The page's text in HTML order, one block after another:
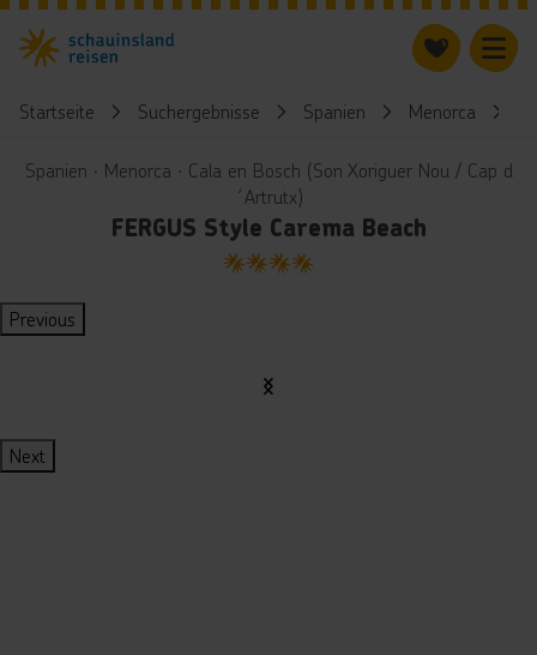
Startseite Suchergebnisse Spanien Menorca
Spanien ∙ Menorca ∙ Cala en Bosch (Son Xoriguer Nou / Cap d
´Artrutx)
FERGUS Style Carema Beach
4
Previous
Next